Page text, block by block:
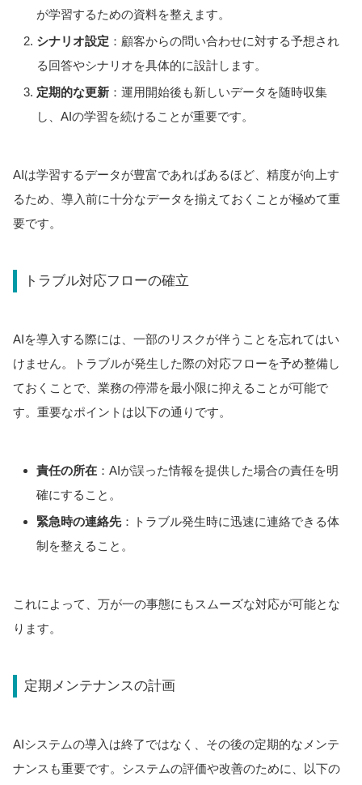
が学習するための資料を整えます。
シナリオ設定 ：顧客からの問い合わせに対する予想され
る回答やシナリオを具体的に設計します。
定期的な更新 ：運用開始後も新しいデータを随時収集
し、AIの学習を続けることが重要です。
AIは学習するデータが豊富であればあるほど、精度が向上す
るため、導入前に十分なデータを揃えておくことが極めて重
要です。
トラブル対応フローの確立
AIを導入する際には、一部のリスクが伴うことを忘れてはい
けません。トラブルが発生した際の対応フローを予め整備し
ておくことで、業務の停滞を最小限に抑えることが可能で
す。重要なポイントは以下の通りです。
責任の所在 ：AIが誤った情報を提供した場合の責任を明
確にすること。
緊急時の連絡先：トラブル発生時に迅速に連絡できる体
制を整えること。
これによって、万が一の事態にもスムーズな対応が可能とな
ります。
定期メンテナンスの計画
AIシステムの導入は終了ではなく、その後の定期的なメンテ
ナンスも重要です。システムの評価や改善のために、以下の